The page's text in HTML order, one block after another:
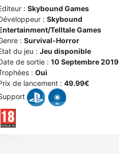
: Skybound Games
: Skybound
Telltale Games
: Survival-Horror
du jeu : Jeu disponible
de sortie : 10 Septembre 2019
: Oui
de lancement : 49.99€